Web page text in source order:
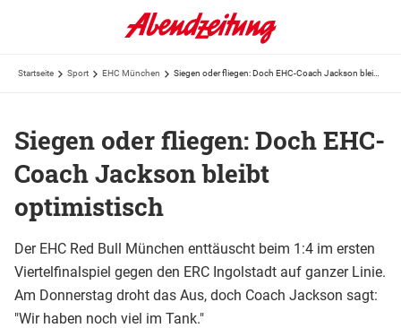
Startseite Sport EHC München
Siegen oder fliegen: Doch EHC-
Coach Jackson bleibt
optimistisch
Der EHC Red Bull München enttäuscht beim 1:4 im ersten
Viertelfinalspiel gegen den ERC Ingolstadt auf ganzer Linie.
Am Donnerstag droht das Aus, doch Coach Jackson sagt:
"Wir haben noch viel im Tank."